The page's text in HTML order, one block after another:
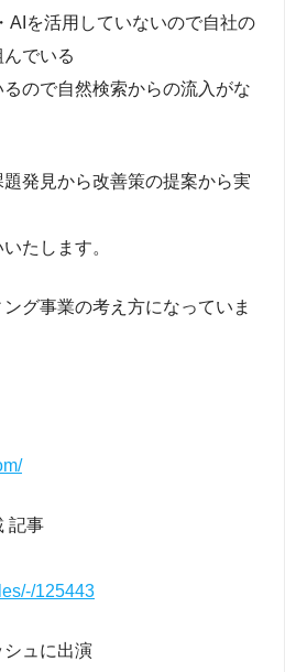
AIを活用していないので自社の
でいる
るので自然検索からの流入がな
発見から改善策の提案から実
たします。
グ事業の考え方になっていま
記事
125443
ュに出演